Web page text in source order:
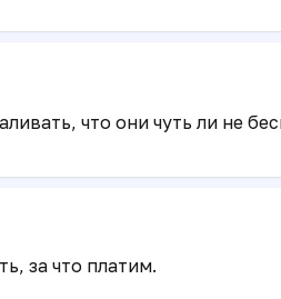
за что платим.
что они чуть ли не